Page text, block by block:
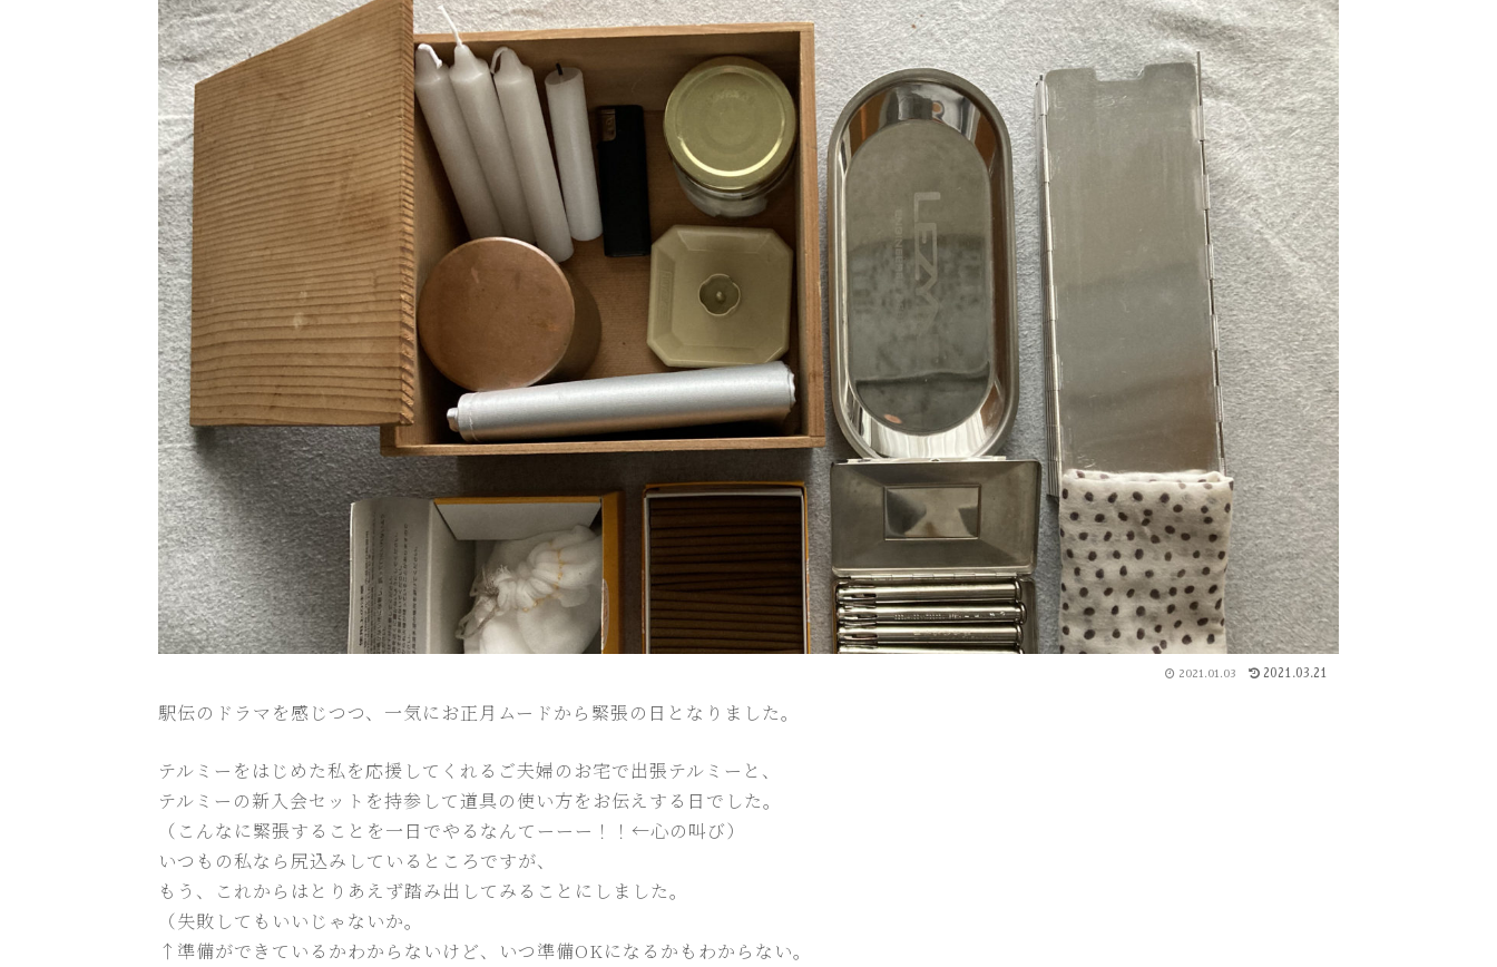
2021.01.03 2021.03.21
駅伝のドラマを感じつつ、一気にお正月ムードから緊張の日となりました。
テルミーをはじめた私を応援してくれるご夫婦のお宅で出張テルミーと、
テルミーの新入会セットを持参して道具の使い方をお伝えする日でした。
（こんなに緊張することを一日でやるなんてーーー！！←心の叫び）
いつもの私なら尻込みしているところですが、
もう、これからはとりあえず踏み出してみることにしました。
（失敗してもいいじゃないか。
↑準備ができているかわからないけど、いつ準備OKになるかもわからない。